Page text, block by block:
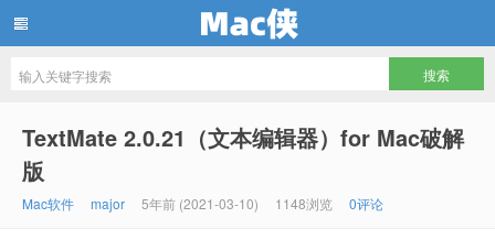
TextMate 2.0.21（文本编辑器）for Mac破解
版
Mac软件 major 5年前 (2021-03-10) 1148浏览 0评论